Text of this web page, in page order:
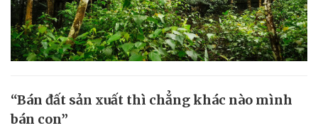
“Bán đất sản xuất thì chẳng khác nào mình
bán con”